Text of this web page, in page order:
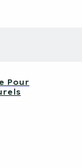
Pour